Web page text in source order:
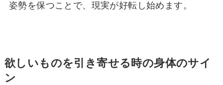
姿勢を保つことで、現実が好転し始めます。
欲しいものを引き寄せる時の身体のサイ
ン